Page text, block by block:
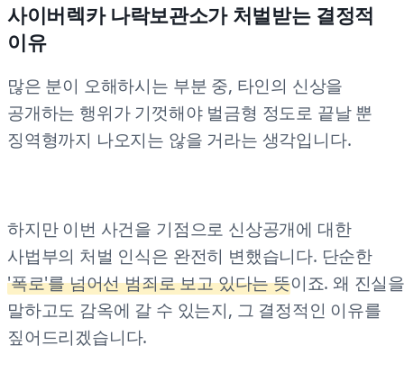
사이버렉카 나락보관소가 처벌받는 결정적
이유
많은 분이 오해하시는 부분 중, 타인의 신상을
공개하는 행위가 기껏해야 벌금형 정도로 끝날 뿐
징역형까지 나오지는 않을 거라는 생각입니다.
하지만 이번 사건을 기점으로 신상공개에 대한
사법부의 처벌 인식은 완전히 변했습니다. 단순한
'폭로'를 넘어선 범죄로 보고 있다는 뜻이죠. 왜 진실
말하고도 감옥에 갈 수 있는지, 그 결정적인 이유를
짚어드리겠습니다.